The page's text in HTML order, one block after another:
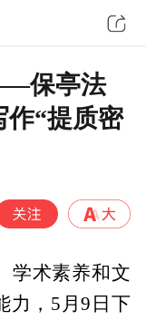
保亭法
作“提质密
学术素养和文
力，5月9日下